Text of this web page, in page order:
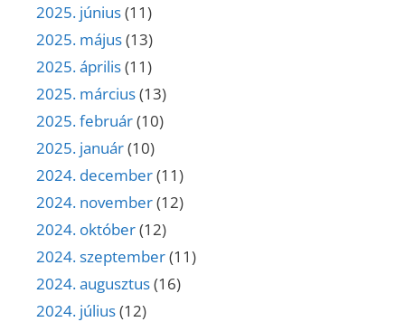
2025. június(11)
2025. május(13)
2025. április(11)
2025. március(13)
2025. február(10)
2025. január(10)
2024. december(11)
2024. november(12)
2024. október(12)
2024. szeptember(11)
2024. augusztus(16)
2024. július(12)